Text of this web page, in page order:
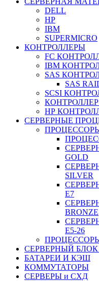
DELL
HP
IBM
SUPERMICRO
КОНТРОЛЛЕРЫ
FC
IBM
SAS
SAS
SCSI
КОНТРОЛЛЕР
НР
СЕРВЕРНЫЕ
ПРОЦЕССОРЫ
GOLD
SILVER
Е7
BRONZE
Е5-26
ПРОЦЕССОРЫ
СЕРВЕРНЫЙ
БАТАРЕИ И КЭШ
КОММУТАТОРЫ
СЕРВЕРЫ и СХД